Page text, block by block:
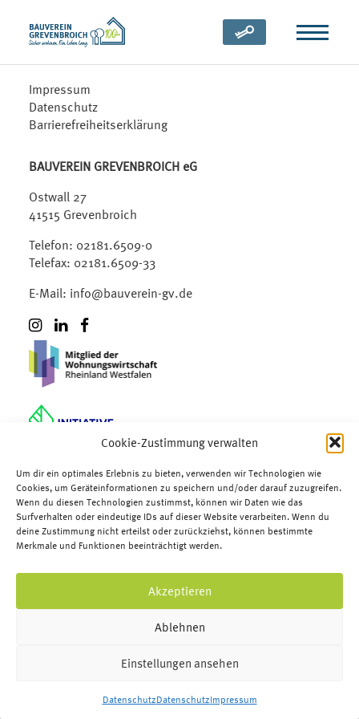
Cookie-Zustimmung verwalten
Um dir ein optimales Erlebnis zu bieten, verwenden wir Technologien wie
Cookies, um Geräteinformationen zu speichern und/oder darauf zuzugreifen.
Wenn du diesen Technologien zustimmst, können wir Daten wie das
Surfverhalten oder eindeutige IDs auf dieser Website verarbeiten. Wenn du
deine Zustimmung nicht erteilst oder zurückziehst, können bestimmte
Merkmale und Funktionen beeinträchtigt werden.
Akzeptieren
Ablehnen
Einstellungen ansehen
DatenschutzDatenschutzImpressum
(öffnet in neuem Tab)
Impressum
Datenschutz
Barrierefreiheitserklärung
BAUVEREIN GREVENBROICH eG
Ostwall 27
41515 Grevenbroich
Telefon: 02181.6509-0
Telefax: 02181.6509-33
E-Mail: info@bauverein-gv.de